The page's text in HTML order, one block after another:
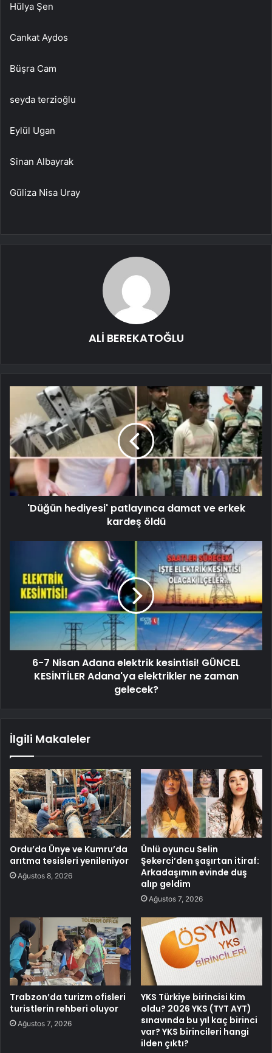
Hülya Şen
Cankat Aydos
Büşra Cam
seyda terzioğlu
Eylül Ugan
Sinan Albayrak
Güliza Nisa Uray
ALİ BEREKATOĞLU
'Düğün hediyesi' patlayınca damat ve erkek
kardeş öldü
6-7 Nisan Adana elektrik kesintisi! GÜNCEL
KESİNTİLER Adana'ya elektrikler ne zaman
gelecek?
İlgili Makaleler
Ordu’da Ünye ve Kumru’da
arıtma tesisleri yenileniyor
Ağustos 8, 2026
Ünlü oyuncu Selin
Şekerci’den şaşırtan itiraf:
Arkadaşımın evinde duş
alıp geldim
Ağustos 7, 2026
Trabzon’da turizm ofisleri
turistlerin rehberi oluyor
Ağustos 7, 2026
YKS Türkiye birincisi kim
oldu? 2026 YKS (TYT AYT)
sınavında bu yıl kaç birinci
var? YKS birincileri hangi
ilden çıktı?